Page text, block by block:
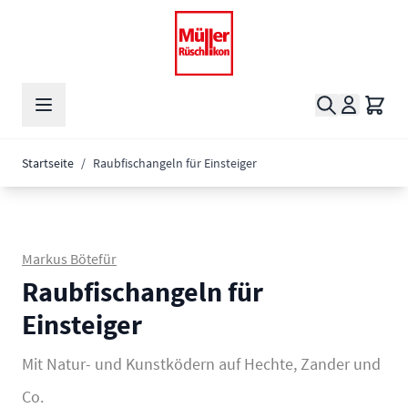
Suche
Startseite / Raubfischangeln für Einsteiger
Markus Bötefür
Raubfischangeln für
Einsteiger
Mit Natur- und Kunstködern auf Hechte, Zander und
Co.